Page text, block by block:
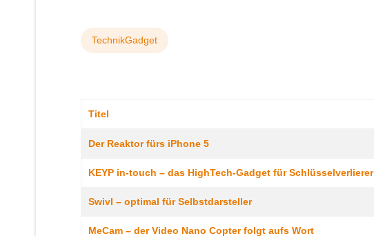
TechnikGadget
Titel
Der Reaktor fürs iPhone 5
KEYP in-touch – das HighTech-Gadget für Schlüsselverlierer
Swivl – optimal für Selbstdarsteller
MeCam – der Video Nano Copter folgt aufs Wort